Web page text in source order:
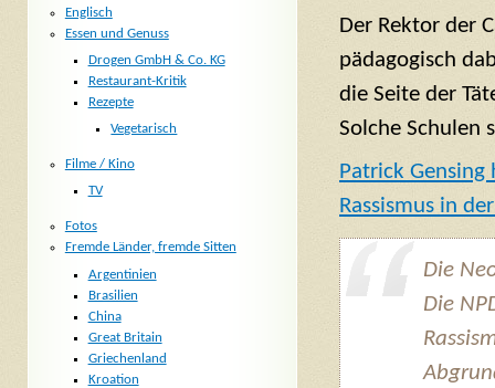
Der Rektor der
pädagogisch
die Seite der
Solche Schulen
Patrick
Rassismus in
Die
Die
Englisch
Essen und Genuss
Drogen GmbH & Co. KG
Restaurant-Kritik
Rezepte
Vegetarisch
Filme / Kino
TV
Fotos
Fremde Länder, fremde Sitten
Argentinien
Brasilien
China
Great Britain
Griechenland
Kroation